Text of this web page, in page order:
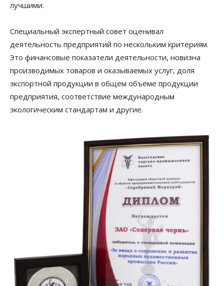
лучшими.
Специальный экспертный совет оценивал
деятельность предприятий по нескольким критериям.
Это финансовые показатели деятельности, новизна
производимых товаров и оказываемых услуг, доля
экспортной продукции в общем объеме продукции
предприятия, соответствие международным
экологическим стандартам и другие.